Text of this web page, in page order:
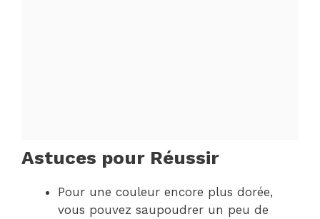
Astuces pour Réussir
Pour une couleur encore plus dorée,
vous pouvez saupoudrer un peu de